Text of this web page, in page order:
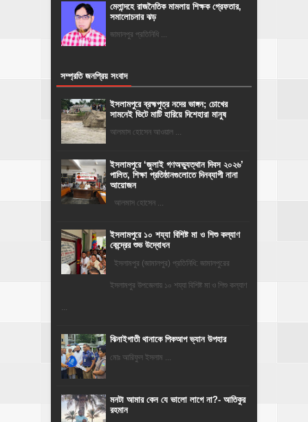
মেলান্দহে রাজনৈতিক মামলায় শিক্ষক গ্রেফতার,
সমালোচনার ঝড়
জামালপুর প্রতিনিধি ...
সম্প্রতি জনপ্রিয় সংবাদ
ইসলামপুরে ব্রহ্মপুত্র নদের ভাঙ্গন; চোখের
সামনেই ভিটে মাটি হারিয়ে দিশেহারা মানুষ
আলমাস হোসেন আওয়াল ...
‎ইসলামপুরে ‘জুলাই গণঅভ্যুত্থান দিবস ২০২৬’
পালিত, শিক্ষা প্রতিষ্ঠানগুলোতে দিনব্যাপী নানা
আয়োজন
‎​আলমাস হোসেন ...
ইসলামপুরে ১০ শয্যা বিশিষ্ট মা ও শিশু কল্যাণ
কেন্দ্রের শুভ উদ্বোধন
ইসলামপুর (জামালপুর) প্রতিনিধি: জামালপুরের
ইসলামপুর উপজেলায় ১০ শয্যা বিশিষ্ট মা ও শিশু কল্যাণ
...
ঝিনাইগাতী থানাকে পিকআপ ভ্যান উপহার
মোঃ আরিফুল ইসলাম ...
মনটা আমার কেন যে ভালো লাগে না?- আতিকুর
রহমান